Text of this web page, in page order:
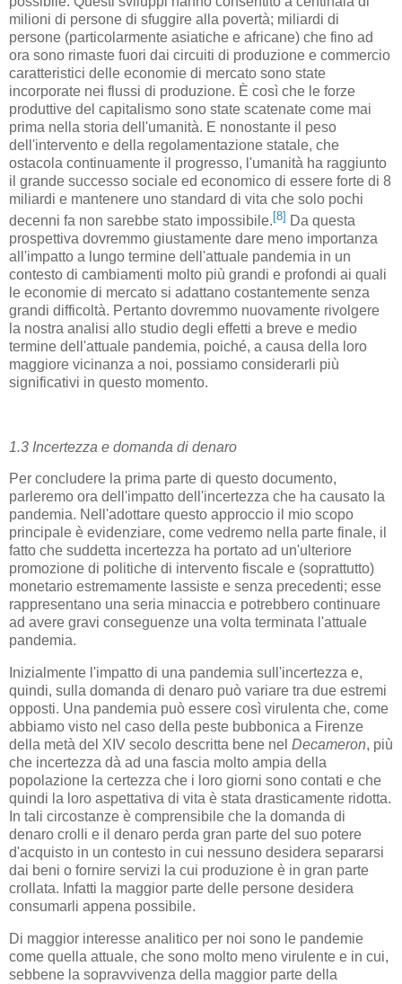
milioni di persone di sfuggire alla povertà; miliardi di
persone (particolarmente asiatiche e africane) che fino ad
ora sono rimaste fuori dai circuiti di produzione e commercio
caratteristici delle economie di mercato sono state
incorporate nei flussi di produzione. È così che le forze
produttive del capitalismo sono state scatenate come mai
prima nella storia dell'umanità. E nonostante il peso
dell'intervento e della regolamentazione statale, che
ostacola continuamente il progresso, l'umanità ha raggiunto
il grande successo sociale ed economico di essere forte di 8
miliardi e mantenere uno standard di vita che solo pochi
decenni fa non sarebbe stato impossibile.[8] Da questa
prospettiva dovremmo giustamente dare meno importanza
all'impatto a lungo termine dell'attuale pandemia in un
contesto di cambiamenti molto più grandi e profondi ai quali
le economie di mercato si adattano costantemente senza
grandi difficoltà. Pertanto dovremmo nuovamente rivolgere
la nostra analisi allo studio degli effetti a breve e medio
termine dell'attuale pandemia, poiché, a causa della loro
maggiore vicinanza a noi, possiamo considerarli più
significativi in ​​questo momento.
1.3 Incertezza e domanda di denaro
Per concludere la prima parte di questo documento,
parleremo ora dell'impatto dell'incertezza che ha causato la
pandemia. Nell'adottare questo approccio il mio scopo
principale è evidenziare, come vedremo nella parte finale, il
fatto che suddetta incertezza ha portato ad un'ulteriore
promozione di politiche di intervento fiscale e (soprattutto)
monetario estremamente lassiste e senza precedenti; esse
rappresentano una seria minaccia e potrebbero continuare
ad avere gravi conseguenze una volta terminata l'attuale
pandemia.
Inizialmente l'impatto di una pandemia sull'incertezza e,
quindi, sulla domanda di denaro può variare tra due estremi
opposti. Una pandemia può essere così virulenta che, come
abbiamo visto nel caso della peste bubbonica a Firenze
della metà del XIV secolo descritta bene nel Decameron, più
che incertezza dà ad una fascia molto ampia della
popolazione la certezza che i loro giorni sono contati e che
quindi la loro aspettativa di vita è stata drasticamente ridotta.
In tali circostanze è comprensibile che la domanda di
denaro crolli e il denaro perda gran parte del suo potere
d'acquisto in un contesto in cui nessuno desidera separarsi
dai beni o fornire servizi la cui produzione è in gran parte
crollata. Infatti la maggior parte delle persone desidera
consumarli appena possibile.
Di maggior interesse analitico per noi sono le pandemie
come quella attuale, che sono molto meno virulente e in cui,
sebbene la sopravvivenza della maggior parte della